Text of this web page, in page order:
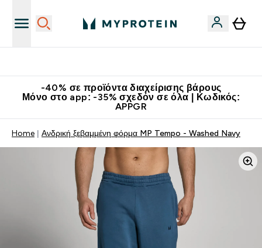
-40% σε προϊόντα διαχείρισης βάρους
Μόνο στο app: -35% σχεδόν σε όλα | Κωδικός:
APPGR
Home Ανδρική ξεβαμμένη φόρμα MP Tempo - Washed Navy